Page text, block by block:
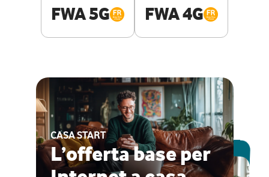
FWA 5G FWA 4G
CASA START
L’offerta base per
ESCLUSIVA ONLINE